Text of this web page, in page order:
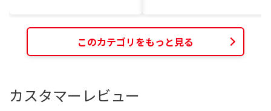
このカテゴリをもっと見る
カスタマーレビュー